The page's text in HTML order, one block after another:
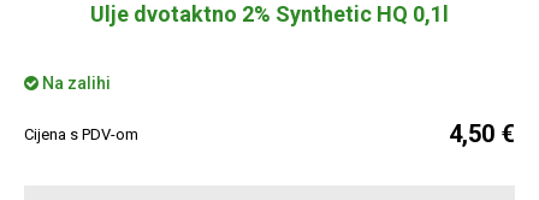
Ulje dvotaktno 2% Synthetic HQ 0,1l
Na zalihi
Cijena s PDV-om 4,50 €